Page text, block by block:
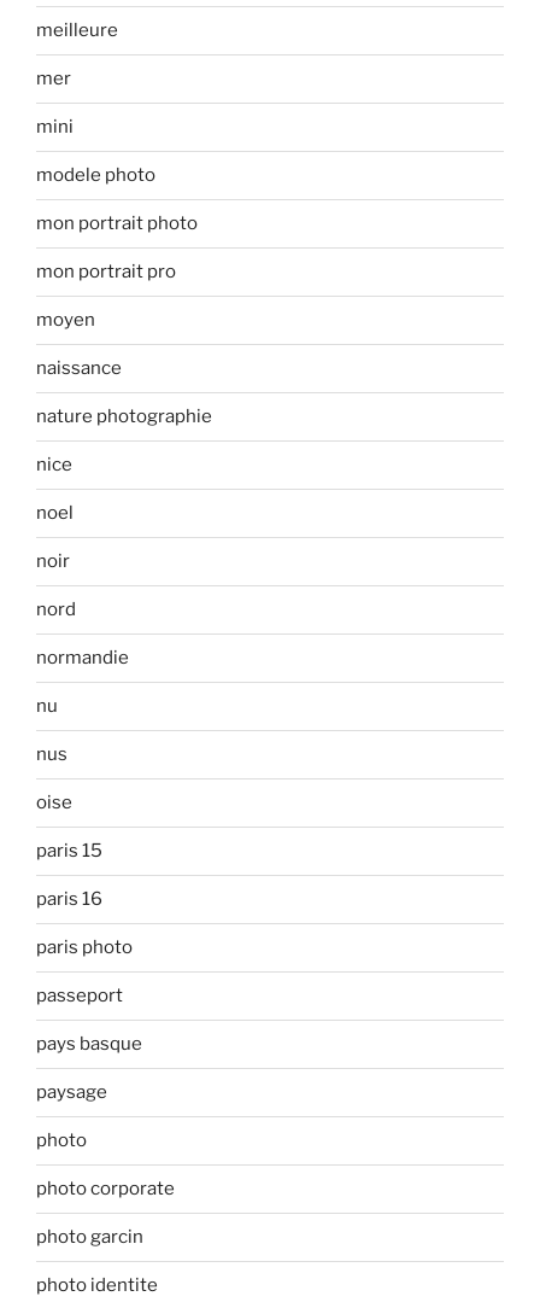
meilleure
mer
mini
modele photo
mon portrait photo
mon portrait pro
moyen
naissance
nature photographie
nice
noel
noir
nord
normandie
nu
nus
oise
paris 15
paris 16
paris photo
passeport
pays basque
paysage
photo
photo corporate
photo garcin
photo identite